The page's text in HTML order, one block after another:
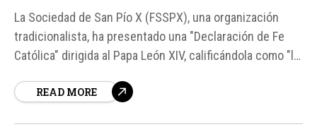
La Sociedad de San Pío X (FSSPX), una organización
tradicionalista, ha presentado una "Declaración de Fe
Católica" dirigida al Papa León XIV, calificándola como "lo
Iglesia". Esto sucede después de que el Cardenal Víctor
READ MORE